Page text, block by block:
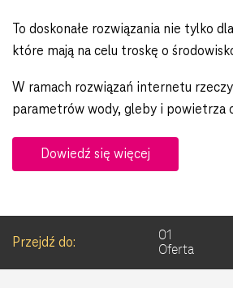
To doskonałe rozwiązania nie tylko
które mają na celu troskę o
W ramach rozwiązań internetu
parametrów wody, gleby i powietrza
Dowiedź się więcej
Przejdź do:
01
Oferta